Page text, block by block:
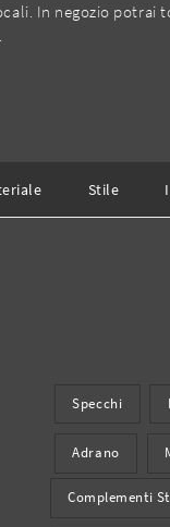
In negozio
Stile
Specchi
Adrano
Complementi